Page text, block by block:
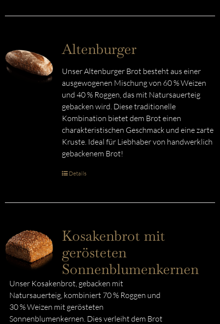
Altenburger
Unser Altenburger Brot besteht aus einer
ausgewogenen Mischung von 60 % Weizen
und 40 % Roggen, das mit Natursauerteig
gebacken wird. Diese traditionelle
Kombination bietet dem Brot einen
charakteristischen Geschmack und eine zarte
Kruste. Ideal für Liebhaber von handwerklich
gebackenem Brot!
Details
Kosakenbrot mit
gerösteten
Sonnenblumenkernen
Unser Kosakenbrot, gebacken mit
Natursauerteig, kombiniert 70 % Roggen und
30 % Weizen mit gerösteten
Sonnenblumenkernen. Dies verleiht dem Brot